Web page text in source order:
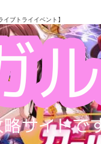
ブトライイベント】